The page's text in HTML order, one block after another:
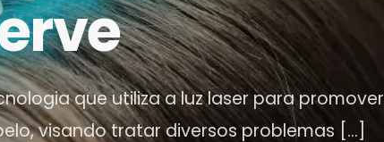
que utiliza a luz laser para promover
visando tratar diversos problemas […]